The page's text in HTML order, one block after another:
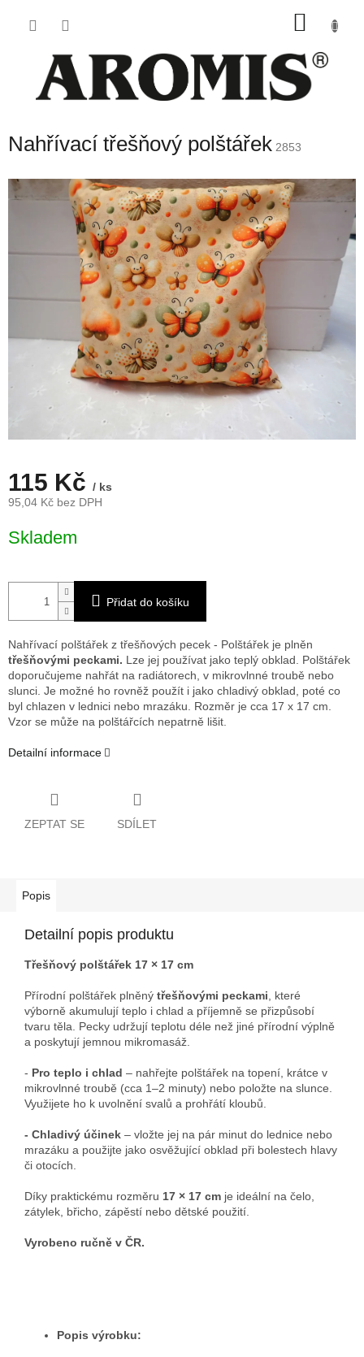
Nahřívací třešňový polštářek 2853
115 Kč / ks
95,04 Kč bez DPH
cena:
Skladem
Přidat do košíku
Nahřívací polštářek z třešňových pecek - Polštářek je plněn
třešňovými peckami. Lze jej používat jako teplý obklad. Polštářek
doporučujeme nahřát na radiátorech, v mikrovlnné troubě nebo
slunci. Je možné ho rovněž použít i jako chladivý obklad, poté co
byl chlazen v lednici nebo mrazáku. Rozměr je cca 17 x 17 cm.
Vzor se může na polštářcích nepatrně lišit.
Detailní informace
ZEPTAT SE SDÍLET
Popis
Detailní popis produktu
Třešňový polštářek 17 × 17 cm
Přírodní polštářek plněný třešňovými peckami , které
výborně akumulují teplo i chlad a příjemně se přizpůsobí
tvaru těla. Pecky udržují teplotu déle než jiné přírodní výplně
a poskytují jemnou mikromasáž.
- Pro teplo i chlad – nahřejte polštářek na topení, krátce v
mikrovlnné troubě (cca 1–2 minuty) nebo položte na slunce.
Využijete ho k uvolnění svalů a prohřátí kloubů.
- Chladivý účinek – vložte jej na pár minut do lednice nebo
mrazáku a použijte jako osvěžující obklad při bolestech hlavy
či otocích.
Díky praktickému rozměru 17 × 17 cm je ideální na čelo,
zátylek, břicho, zápěstí nebo dětské použití.
Vyrobeno ručně v ČR.
Popis výrobku: